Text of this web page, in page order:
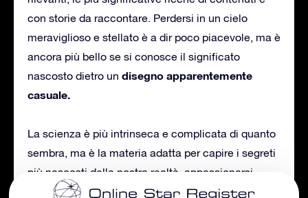
con storie da raccontare. Perdersi in un cielo
meraviglioso e stellato è a dir poco piacevole, ma è
ancora più bello se si conosce il significato
nascosto dietro un disegno apparentemente
casuale.
La scienza è più intrinseca e complicata di quanto
sembra, ma è la materia adatta per capire i segreti
più nascosti della nostra realtà, appassionarsi
sempre di più, giorno dopo giorno e non esserne